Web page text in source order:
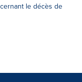
le décès de